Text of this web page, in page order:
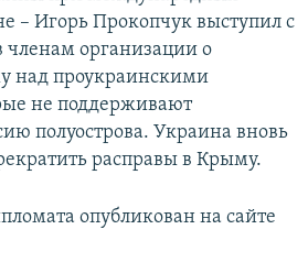
КРЫМА
– Игорь Прокопчук выступил с
членам организации о
над проукраинскими
не поддерживают
полуострова. Украина вновь
расправы в Крыму.
опубликован на сайте